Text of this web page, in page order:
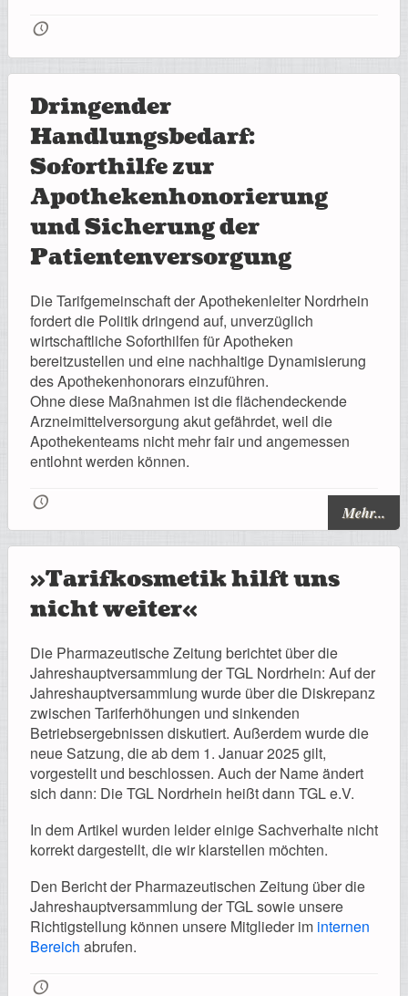
🕔
Dringender
Handlungsbedarf:
Soforthilfe zur
Apothekenhonorierung
und Sicherung der
Patientenversorgung
Die Tarifgemeinschaft der Apothekenleiter Nordrhein
fordert die Politik dringend auf, unverzüglich
wirtschaftliche Soforthilfen für Apotheken
bereitzustellen und eine nachhaltige Dynamisierung
des Apothekenhonorars einzuführen.
Ohne diese Maßnahmen ist die flächendeckende
Arzneimittelversorgung akut gefährdet, weil die
Apothekenteams nicht mehr fair und angemessen
entlohnt werden können.
🕔 Mehr...
»Tarifkosmetik hilft uns
nicht weiter«
Die Pharmazeutische Zeitung berichtet über die
Jahreshauptversammlung der TGL Nordrhein: Auf der
Jahreshauptversammlung wurde über die Diskrepanz
zwischen Tariferhöhungen und sinkenden
Betriebsergebnissen diskutiert. Außerdem wurde die
neue Satzung, die ab dem 1. Januar 2025 gilt,
vorgestellt und beschlossen. Auch der Name ändert
sich dann: Die TGL Nordrhein heißt dann TGL e.V.
In dem Artikel wurden leider einige Sachverhalte nicht
korrekt dargestellt, die wir klarstellen möchten.
Den Bericht der Pharmazeutischen Zeitung über die
Jahreshauptversammlung der TGL sowie unsere
Richtigstellung können unsere Mitglieder im internen
Bereich abrufen.
🕔